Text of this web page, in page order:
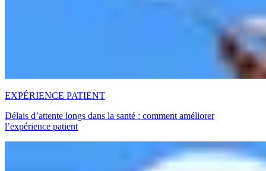
EXPÉRIENCE PATIENT
Délais d’attente longs dans la santé : comment améliorer
l’expérience patient